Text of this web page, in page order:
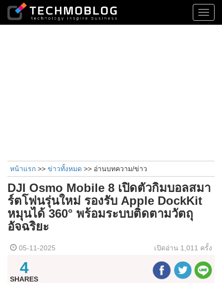
หน้าแรก >> ข่าวทั้งหมด >> อ่านบทความ/ข่าว
DJI Osmo Mobile 8 เปิดตัวกิมบอลสมา
ร์ตโฟนรุ่นใหม่ รองรับ Apple DockKit
หมุนได้ 360° พร้อมระบบติดตามวัตถุ
อัจฉริยะ
05-11-2025 เปิดอ่าน 1,011 ครั้ง
4
SHARES